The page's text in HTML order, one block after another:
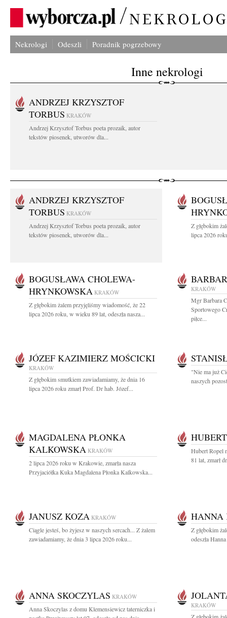
Nekrologi Odeszli Poradnik pogrzebowy
Inne nekrologi
ANDRZEJ KRZYSZTOF
TORBUS KRAKÓW
Andrzej Krzysztof Torbus poeta prozaik, autor
tekstów piosenek, utworów dla...
ANDRZEJ KRZYSZTOF
TORBUS KRAKÓW
Andrzej Krzysztof Torbus poeta prozaik, autor
tekstów piosenek, utworów dla...
Z głębokim
lipca 2026
BOGUSŁAWA CHOLEWA-
HRYNKOWSKA KRAKÓW
Z głębokim żalem przyjęliśmy wiadomość, że 22
lipca 2026 roku, w wieku 89 lat, odeszła nasza...
KRAKÓW
Mgr Barbara
Sportowego
piłce...
JÓZEF KAZIMIERZ MOŚCICKI
KRAKÓW
Z głębokim smutkiem zawiadamiamy, że dnia 16
lipca 2026 roku zmarł Prof. Dr hab. Józef...
"Nie ma już
naszych
MAGDALENA PŁONKA
KALKOWSKA KRAKÓW
2 lipca 2026 roku w Krakowie, zmarła nasza
Przyjaciółka Kuka Magdalena Płonka Kalkowska...
Hubert Ropel
81 lat, zmarł
JANUSZ KOZA KRAKÓW
Ciągle jesteś, bo żyjesz w naszych sercach... Z żalem
zawiadamiamy, że dnia 3 lipca 2026 roku...
HANNA
Z głębokim
odeszła
ANNA SKOCZYLAS KRAKÓW
Anna Skoczylas z domu Klemensiewicz taterniczka i
KRAKÓW